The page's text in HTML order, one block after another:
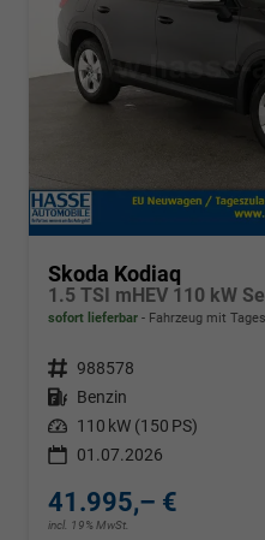
Skoda Kodiaq
sofort lieferbar Fahrzeug mit
Fahrzeugnr. 988578
Kraftstoff Benzin
Leistung 110 kW (150 PS)
01.07.2026
41.995,– €
incl. 19% MwSt.